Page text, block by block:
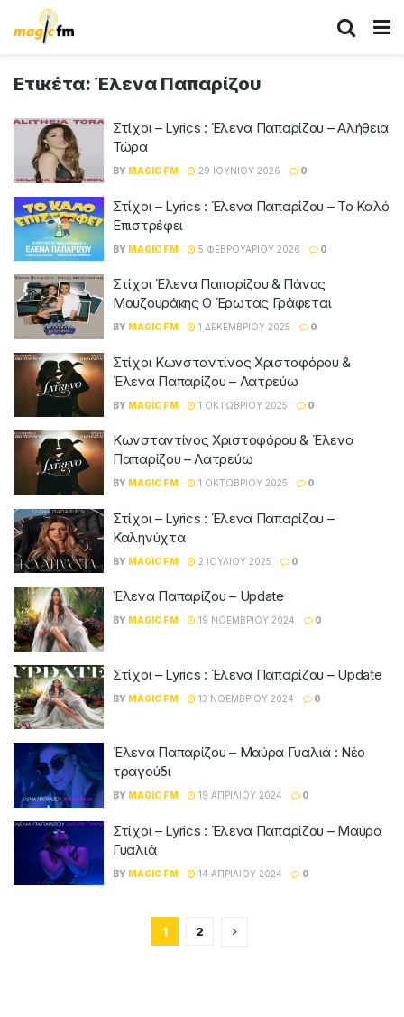
Ετικέτα: Έλενα Παπαρίζου
Στίχοι – Lyrics : Έλενα Παπαρίζου – Αλήθεια
Τώρα
BY MAGIC FM 29 ΙΟΥΝΊΟΥ 2026 0
Στίχοι – Lyrics : Έλενα Παπαρίζου – Το Καλό
Επιστρέφει
BY MAGIC FM 5 ΦΕΒΡΟΥΑΡΊΟΥ 2026 0
Στίχοι Έλενα Παπαρίζου & Πάνος
Μουζουράκης Ο Έρωτας Γράφεται
BY MAGIC FM 1 ΔΕΚΕΜΒΡΊΟΥ 2025 0
Στίχοι Κωνσταντίνος Χριστοφόρου &
Έλενα Παπαρίζου – Λατρεύω
BY MAGIC FM 1 ΟΚΤΩΒΡΊΟΥ 2025 0
Κωνσταντίνος Χριστοφόρου & Έλενα
Παπαρίζου – Λατρεύω
BY MAGIC FM 1 ΟΚΤΩΒΡΊΟΥ 2025 0
Στίχοι – Lyrics : Έλενα Παπαρίζου –
Καληνύχτα
BY MAGIC FM 2 ΙΟΥΛΊΟΥ 2025 0
Έλενα Παπαρίζου – Update
BY MAGIC FM 19 ΝΟΕΜΒΡΊΟΥ 2024 0
Στίχοι – Lyrics : Έλενα Παπαρίζου – Update
BY MAGIC FM 13 ΝΟΕΜΒΡΊΟΥ 2024 0
Έλενα Παπαρίζου – Μαύρα Γυαλιά : Νέο
τραγούδι
BY MAGIC FM 19 ΑΠΡΙΛΊΟΥ 2024 0
Στίχοι – Lyrics : Έλενα Παπαρίζου – Μαύρα
Γυαλιά
BY MAGIC FM 14 ΑΠΡΙΛΊΟΥ 2024 0
1 2